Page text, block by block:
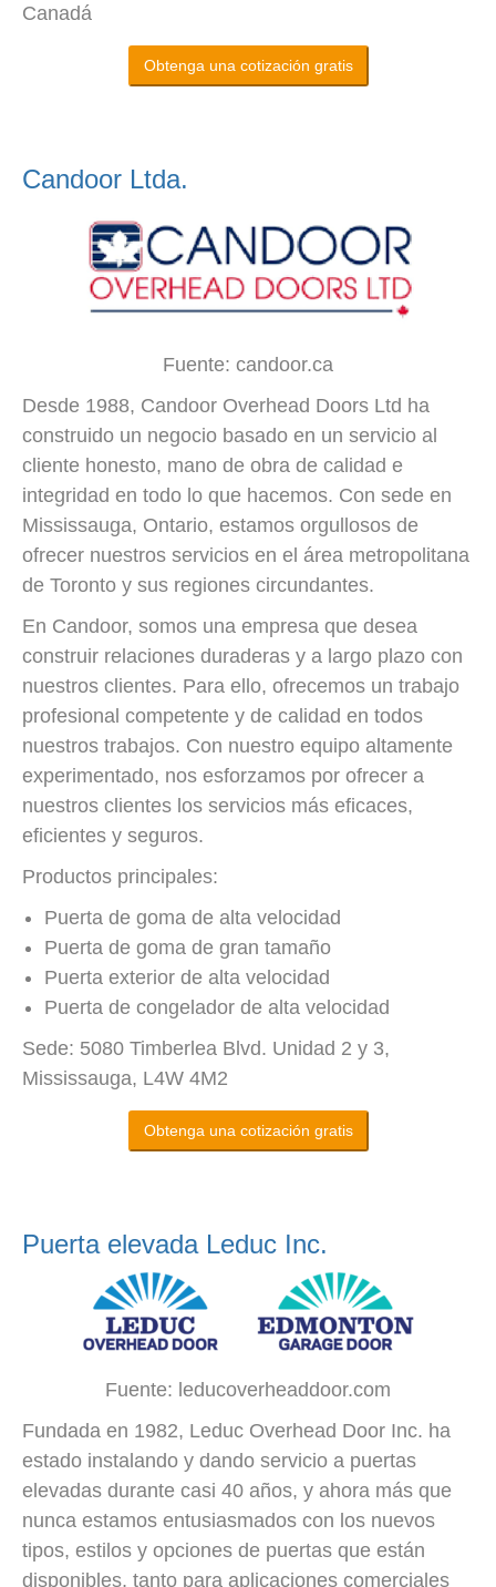
Canadá
Obtenga una cotización gratis
Candoor Ltda.
Fuente: candoor.ca
Desde 1988, Candoor Overhead Doors Ltd ha
construido un negocio basado en un servicio al
cliente honesto, mano de obra de calidad e
integridad en todo lo que hacemos. Con sede en
Mississauga, Ontario, estamos orgullosos de
ofrecer nuestros servicios en el área metropolitana
de Toronto y sus regiones circundantes.
En Candoor, somos una empresa que desea
construir relaciones duraderas y a largo plazo con
nuestros clientes. Para ello, ofrecemos un trabajo
profesional competente y de calidad en todos
nuestros trabajos. Con nuestro equipo altamente
experimentado, nos esforzamos por ofrecer a
nuestros clientes los servicios más eficaces,
eficientes y seguros.
Productos principales:
Puerta de goma de alta velocidad
Puerta de goma de gran tamaño
Puerta exterior de alta velocidad
Puerta de congelador de alta velocidad
Sede: 5080 Timberlea Blvd. Unidad 2 y 3,
Mississauga, L4W 4M2
Obtenga una cotización gratis
Puerta elevada Leduc Inc.
Fuente: leducoverheaddoor.com
Fundada en 1982, Leduc Overhead Door Inc. ha
estado instalando y dando servicio a puertas
elevadas durante casi 40 años, y ahora más que
nunca estamos entusiasmados con los nuevos
tipos, estilos y opciones de puertas que están
disponibles, tanto para aplicaciones comerciales